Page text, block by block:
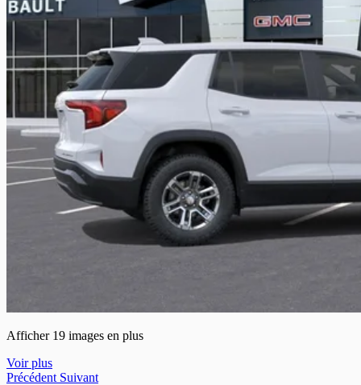
Afficher 19 images en plus
Voir plus
Précédent Suivant